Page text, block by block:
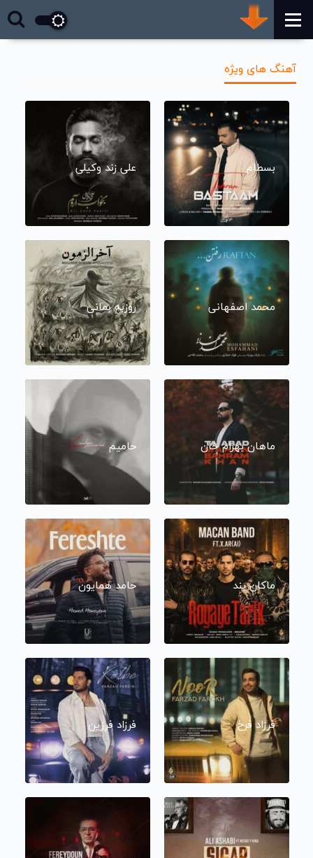
آهنگ های ویژه
بسطام علی زند وکیلی
محمد اصفهانی روزبه بمانی
ماهان بهرام خان حامیم
ماکان بند حامد همایون
فرزاد فرخ فرزاد فرزین